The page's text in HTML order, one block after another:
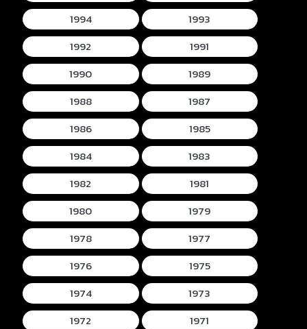
1994
1993
1992
1991
1990
1989
1988
1987
1986
1985
1984
1983
1982
1981
1980
1979
1978
1977
1976
1975
1974
1973
1972
1971